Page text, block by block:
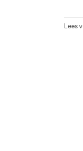
Lees